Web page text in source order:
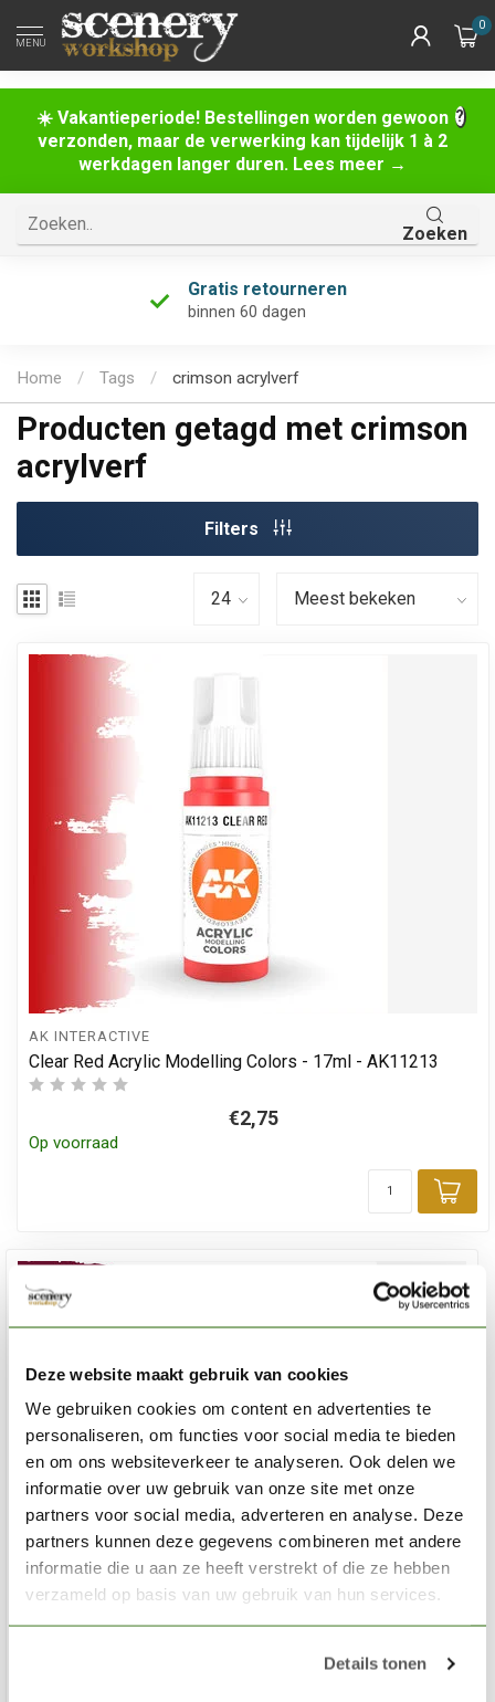
Deze website maakt gebruik van cookies
We gebruiken cookies om content en advertenties te
personaliseren, om functies voor social media te bieden
en om ons websiteverkeer te analyseren. Ook delen we
informatie over uw gebruik van onze site met onze
partners voor social media, adverteren en analyse. Deze
partners kunnen deze gegevens combineren met andere
informatie die u aan ze heeft verstrekt of die ze hebben
verzameld op basis van uw gebruik van hun services.
Details tonen
☀️ Vakantieperiode! Bestellingen worden gewoon
verzonden, maar de verwerking kan tijdelijk 1 à 2
werkdagen langer duren. Lees meer →
MENU
0
Zoeken
Gratis retourneren
binnen 60 dagen
Home / Tags / crimson acrylverf
Producten getagd met crimson
acrylverf
Filters
AK INTERACTIVE
Clear Red Acrylic Modelling Colors - 17ml - AK11213
€2,75
Op voorraad
Laser Magenta Acrylic Modelling Colors - 17ml -